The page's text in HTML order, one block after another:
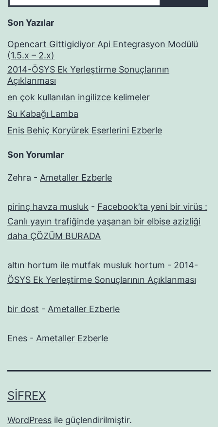
Son Yazılar
Opencart Gittigidiyor Api Entegrasyon Modülü
(1.5.x – 2.x)
2014-ÖSYS Ek Yerleştirme Sonuçlarının
Açıklanması
en çok kullanılan ingilizce kelimeler
Su Kabağı Lamba
Enis Behiç Koryürek Eserlerini Ezberle
Son Yorumlar
Zehra - Ametaller Ezberle
pirinç havza musluk - Facebook’ta yeni bir virüs :
Canlı yayın trafiğinde yaşanan bir elbise azizliği
daha ÇÖZÜM BURADA
altın hortum ile mutfak musluk hortum - 2014-
ÖSYS Ek Yerleştirme Sonuçlarının Açıklanması
bir dost - Ametaller Ezberle
Enes - Ametaller Ezberle
SIFREX
WordPress ile güçlendirilmiştir.